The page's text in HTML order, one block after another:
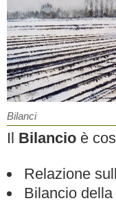
Bilanci
Il Bilancio è
Relazione
Bilancio